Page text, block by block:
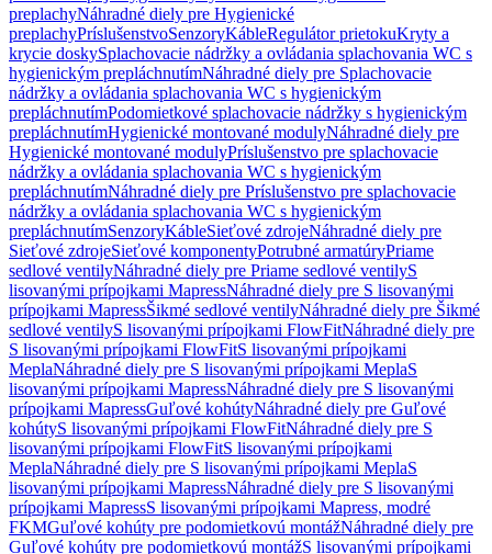
preplachyNáhradné diely pre Hygienické
preplachyPríslušenstvoSenzoryKábleRegulátor prietokuKryty a
krycie doskySplachovacie nádržky a ovládania splachovania WC s
hygienickým prepláchnutímNáhradné diely pre Splachovacie
nádržky a ovládania splachovania WC s hygienickým
prepláchnutímPodomietkové splachovacie nádržky s hygienickým
prepláchnutímHygienické montované modulyNáhradné diely pre
Hygienické montované modulyPríslušenstvo pre splachovacie
nádržky a ovládania splachovania WC s hygienickým
prepláchnutímNáhradné diely pre Príslušenstvo pre splachovacie
nádržky a ovládania splachovania WC s hygienickým
prepláchnutímSenzoryKábleSieťové zdrojeNáhradné diely pre
Sieťové zdrojeSieťové komponentyPotrubné armatúryPriame
sedlové ventilyNáhradné diely pre Priame sedlové ventilyS
lisovanými prípojkami MapressNáhradné diely pre S lisovanými
prípojkami MapressŠikmé sedlové ventilyNáhradné diely pre Šikmé
sedlové ventilyS lisovanými prípojkami FlowFitNáhradné diely pre
S lisovanými prípojkami FlowFitS lisovanými prípojkami
MeplaNáhradné diely pre S lisovanými prípojkami MeplaS
lisovanými prípojkami MapressNáhradné diely pre S lisovanými
prípojkami MapressGuľové kohútyNáhradné diely pre Guľové
kohútyS lisovanými prípojkami FlowFitNáhradné diely pre S
lisovanými prípojkami FlowFitS lisovanými prípojkami
MeplaNáhradné diely pre S lisovanými prípojkami MeplaS
lisovanými prípojkami MapressNáhradné diely pre S lisovanými
prípojkami MapressS lisovanými prípojkami Mapress, modré
FKMGuľové kohúty pre podomietkovú montážNáhradné diely pre
Guľové kohúty pre podomietkovú montážS lisovanými prípojkami